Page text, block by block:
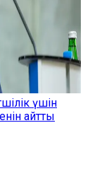
үшін
айтты